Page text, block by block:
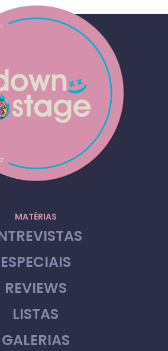
MATÉRIAS
ESPECIAIS
REVIEWS
LISTAS
GALERIAS